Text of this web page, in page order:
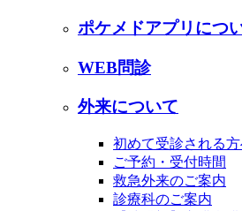
ポケメドアプリにつ
WEB問診
外来について
初めて受診される
ご予約・受付時間
救急外来のご案内
診療科のご案内